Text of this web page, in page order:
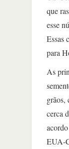
que
esse
Essas
para
As
grãos,
cerca
EUA-